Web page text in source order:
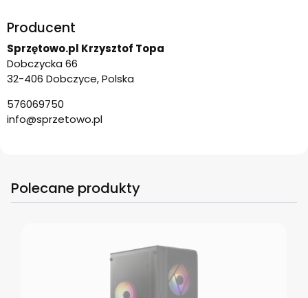
Producent
Sprzętowo.pl Krzysztof Topa
Dobczycka 66
32-406 Dobczyce, Polska
576069750
info@sprzetowo.pl
Polecane produkty